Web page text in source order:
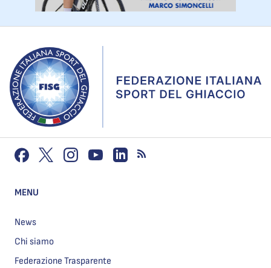
MENU
News
Chi siamo
Federazione Trasparente